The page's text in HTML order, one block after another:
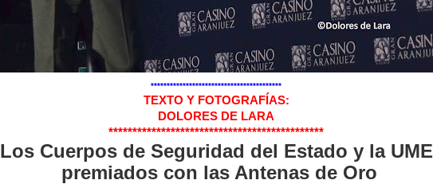
*****************************************
TEXTO Y FOTOGRAFÍAS:
DOLORES DE LARA
*********************************************
Los Cuerpos de Seguridad del Estado y la UME
premiados con las Antenas de Oro